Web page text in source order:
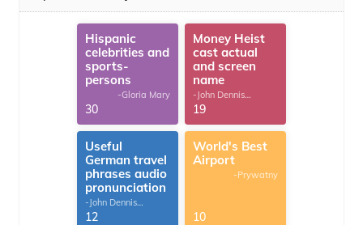
Hispanic
celebrities and
sports-
persons
-Gloria Mary
30
Money Heist
cast actual
and screen
name
-John Dennis
G.Thomas
19
Useful
German travel
phrases audio
pronunciation
-John Dennis
G.Thomas
12
World's Best
Airport
-Prywatny
10